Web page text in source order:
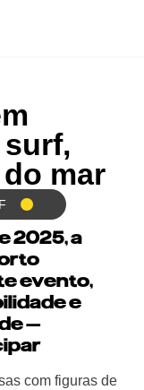
mar
2025, a
evento,
e
—
com figuras de